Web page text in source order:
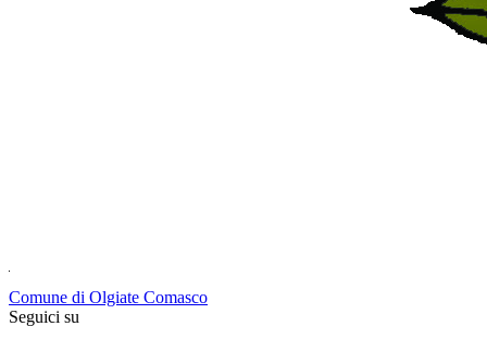
Comune di Olgiate Comasco
Seguici su